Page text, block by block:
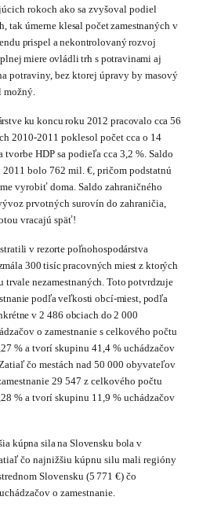
rokoch ako sa zvyšoval podiel
tak úmerne klesal počet zamestnaných v
prispel a nekontrolovanýroz­voj
miere ovládli trh s potravinami aj
potraviny, bez ktorej úpravy by masový
možný.
ku koncu roku 2012 pracovalo cca 56
2010-2011 poklesol počet cca o 14
HDP sa podieľa cca 3,2 %. Saldo
bolo 762 mil. €, pričom pod­statnú
vyrobiť doma. Saldo zahraničného
prvotných surovín do zahraničia,
vracajú späť!
stratili v rezorte poľnohospodárstva
300 tisíc pracovných miest z ktorých
trvale nezamest­naných. Toto potvrdzuje
podľa veľkosti obcí-miest, podľa
v 2 486 obciach do 2000
o zamestnanie s celkového počtu
% a tvorí skupinu 41,4 % uchádzačov
čo mestách nad 50 000 obyvateľov
29 547 z celkového počtu
% a tvorí skupinu 11,9 % uchádzačov
kúpna silana Slovensku bola v
čo najnižšiu kúpnu silu mali regióny
Slovensku (5771 €) čo
o zamestnanie.